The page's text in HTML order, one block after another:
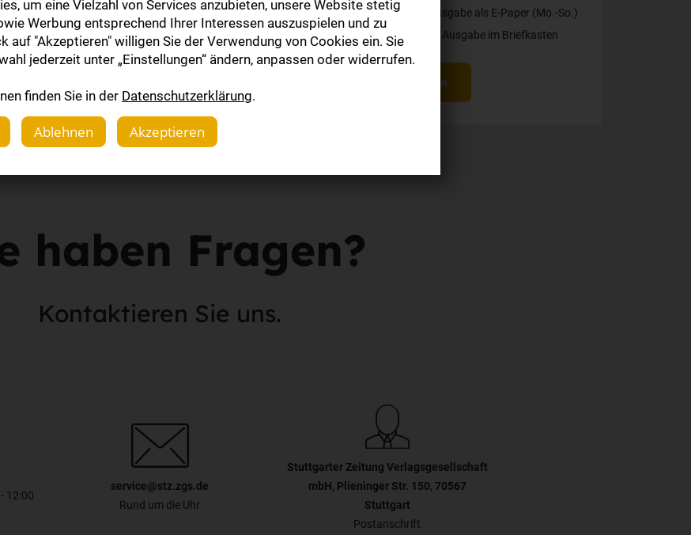
Die digitale Ausgabe als E-Paper (Mo.-So.)
Die gedruckte Ausgabe im Briefkasten
Die digitale Ausgabe als E-Paper (Mo.-So.)
Die gedruckte Ausgabe im Briefkasten
Mehr erfahren
haben Fragen?
Kontaktieren Sie uns.
12:00
service@stz.zgs.de
Rund um die Uhr
Stuttgarter Zeitung Verlagsgesellschaft
mbH, Plieninger Str. 150, 70567
Stuttgart
Postanschrift
um eine Vielzahl von Services anzubieten, unsere Website stetig
Werbung entsprechend Ihrer Interessen auszuspielen und zu
auf "Akzeptieren" willigen Sie der Verwendung von Cookies ein. Sie
jederzeit unter „Einstellungen“ ändern, anpassen oder widerrufen.
finden Sie in der Datenschutzerklärung.
Ablehnen Akzeptieren